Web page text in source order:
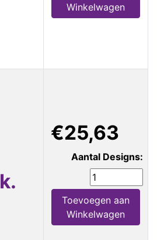
Winkelwagen
€25,63
Aantal Designs:
Toevoegen aan
Winkelwagen